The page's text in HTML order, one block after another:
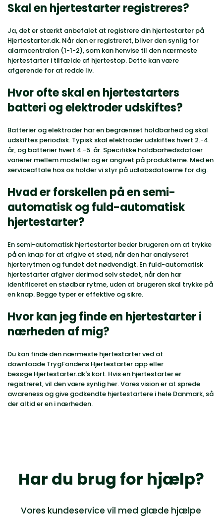
Skal en hjertestarter registreres?
Ja, det er stærkt anbefalet at registrere din hjertestarter på
Hjertestarter.dk. Når den er registreret, bliver den synlig for
alarmcentralen (1-1-2), som kan henvise til den nærmeste
hjertestarter i tilfælde af hjertestop. Dette kan være
afgørende for at redde liv.
Hvor ofte skal en hjertestarters
batteri og elektroder udskiftes?
Batterier og elektroder har en begrænset holdbarhed og skal
udskiftes periodisk. Typisk skal elektroder udskiftes hvert 2.-4.
år, og batterier hvert 4.-5. år. Specifikke holdbarhedsdatoer
varierer mellem modeller og er angivet på produkterne. Med en
serviceaftale hos os holder vi styr på udløbsdatoerne for dig.
Hvad er forskellen på en semi-
automatisk og fuld-automatisk
hjertestarter?
En semi-automatisk hjertestarter beder brugeren om at trykke
på en knap for at afgive et stød, når den har analyseret
hjerterytmen og fundet det nødvendigt. En fuld-automatisk
hjertestarter afgiver derimod selv stødet, når den har
identificeret en stødbar rytme, uden at brugeren skal trykke på
en knap. Begge typer er effektive og sikre.
Hvor kan jeg finde en hjertestarter i
nærheden af mig?
Du kan finde den nærmeste hjertestarter ved at
downloade TrygFondens Hjertestarter appeller
besøge Hjertestarter.dk's kort. Hvis en hjertestarter er
registreret, vil den være synlig her. Vores vision er at sprede
awareness og give godkendte hjertestartere i hele Danmark, så
der altid er en i nærheden.
Har du brug for hjælp?
Vores kundeservice vil med glæde hjælpe